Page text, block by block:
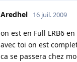
Aredhel 16 juil. 2009
on est en Full LRB6
avec toi on est
ca se passera chez